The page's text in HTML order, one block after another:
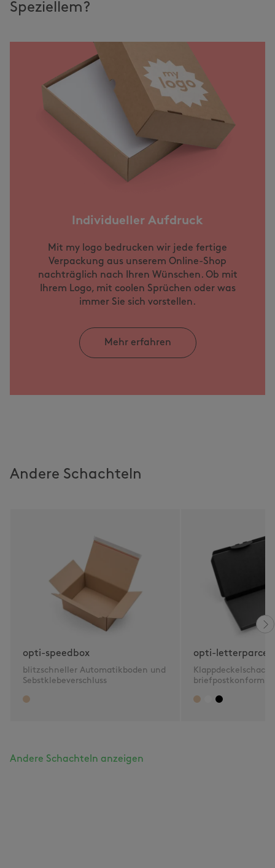
Speziellem?
Individueller Aufdruck
Mit my logo bedrucken wir jede fertige
Verpackung aus unserem Online-Shop
nachträglich nach Ihren Wünschen. Ob mit
Ihrem Logo, mit coolen Sprüchen oder was
immer Sie sich vorstellen.
Mehr erfahren
Andere Schachteln
opti-speedbox
blitzschneller Automatikboden und
Sebstklebeverschluss
opti-letterparcel
briefpostkonform 2
Andere Schachteln anzeigen